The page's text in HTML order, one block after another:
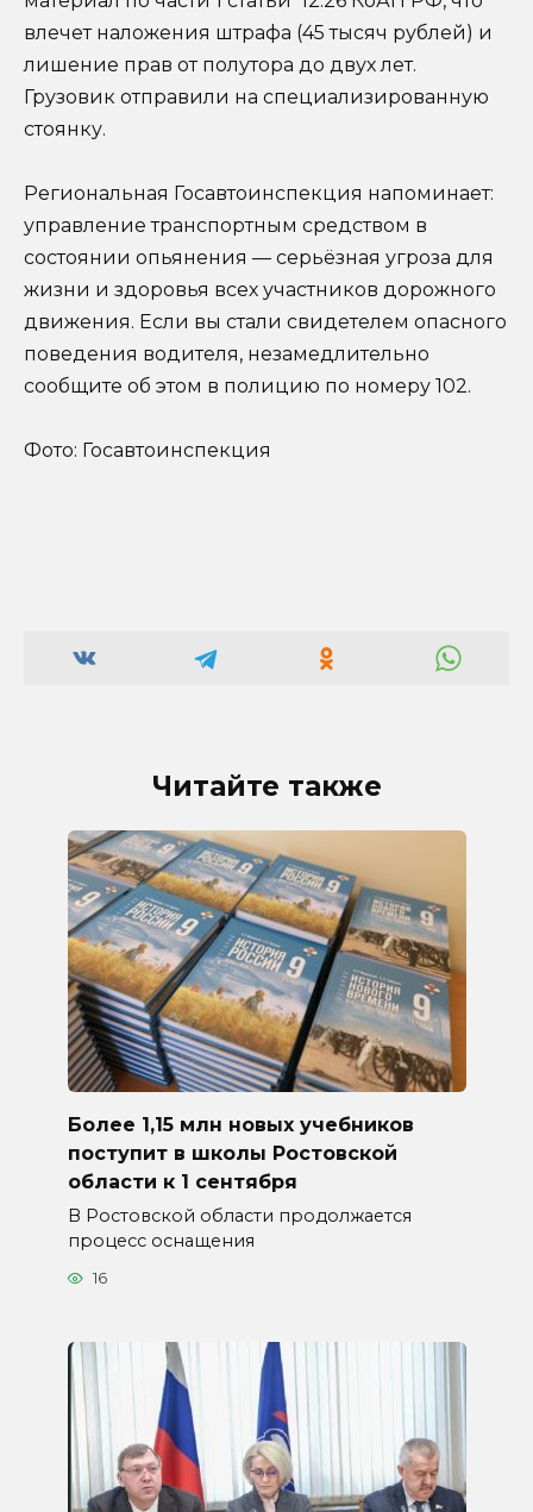
влечет наложения штрафа (45 тысяч рублей) и
лишение прав от полутора до двух лет.
Грузовик отправили на специализированную
стоянку.
Региональная Госавтоинспекция напоминает:
управление транспортным средством в
состоянии опьянения — серьёзная угроза для
жизни и здоровья всех участников дорожного
движения. Если вы стали свидетелем опасного
поведения водителя, незамедлительно
сообщите об этом в полицию по номеру 102.
Фото: Госавтоинспекция
Читайте также
Более 1,15 млн новых учебников
поступит в школы Ростовской
области к 1 сентября
В Ростовской области продолжается
процесс оснащения
16